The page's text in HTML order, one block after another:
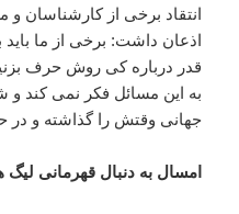
انتقاد برخی از کارشناسان و
اذعان داشت: برخی از ما باید
قدر درباره کی روش حرف
به این مسائل فکر نمی کند
جهانی وقتش را گذاشته و در
امسال به دنبال قهرمانی لیگ